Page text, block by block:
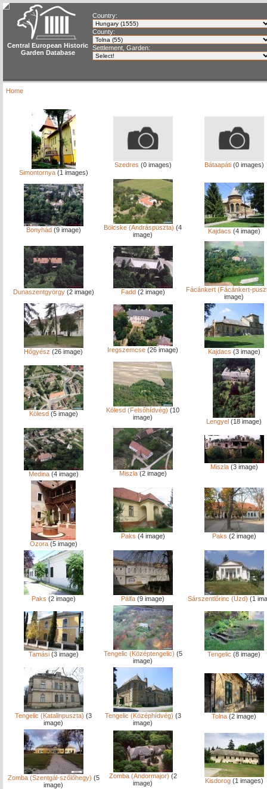
Central European Historic
Garden Database
Country:
County:
Settlement, Garden:
Home
Simontornya(1 images)
Szedres (0 images) Bátaapáti(0 images)
Bonyhád(9 image) Bölcske (Andráspuszta) (4
image)
Kajdacs (4 image)
Dunaszentgyörgy(2 image) Fadd(2 image)
Fácánkert (Fácánkert-
image)
Hőgyész (26 image) Iregszemcse (26 image) Kajdacs (3 image)
Kölesd(5 image) Kölesd (Felsőhídvég) (10
image)
Lengyel (18 image)
Medina(4 image) Miszla(2 image)
Miszla(3 image)
Ozora(5 image)
Paks (4 image) Paks (2 image)
Paks (2 image) Pálfa (9 image) Sárszentlőrinc (Uzd) (1
Tamási(3 image) Tengelic (Középtengelic) (5
image)
Tengelic (8 image)
Tengelic (Katalinpuszta) (3
image)
Tengelic (Középhídvég) (3
image)
Tolna (2 image)
Zomba (Szentgál-szőlőhegy) (5
image)
Zomba (Andormajor) (2
image)
Kisdorog(1 images)